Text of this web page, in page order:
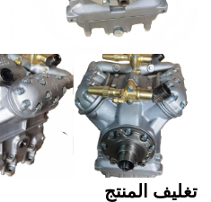
تغليف المنتج